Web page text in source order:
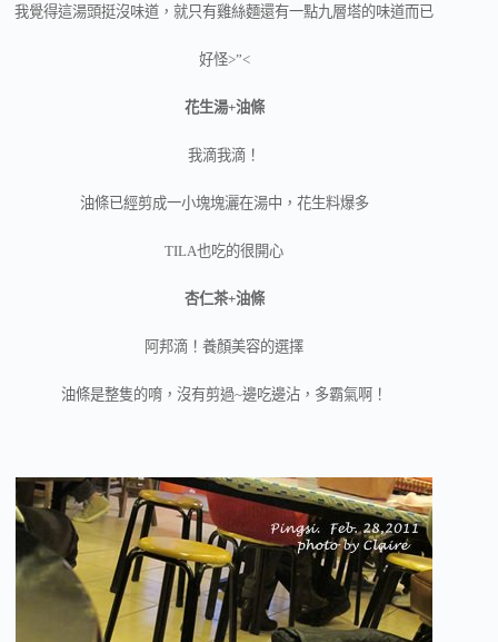
我覺得這湯頭挺沒味道，就只有雞絲麵還有一點九層塔的味道而已
好怪>”<
花生湯+油條
我滴我滴！
油條已經剪成一小塊塊灑在湯中，花生料爆多
TILA也吃的很開心
杏仁茶+油條
阿邦滴！養顏美容的選擇
油條是整隻的唷，沒有剪過~邊吃邊沾，多霸氣啊！